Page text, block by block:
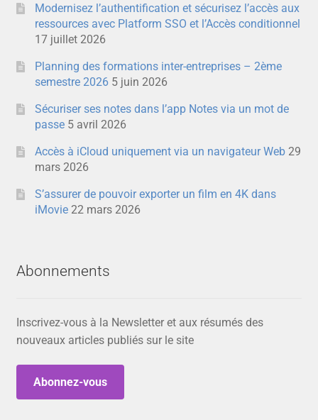
Modernisez l’authentification et sécurisez l’accès aux
ressources avec Platform SSO et l’Accès conditionnel
17 juillet 2026
Planning des formations inter-entreprises – 2ème
semestre 2026 5 juin 2026
Sécuriser ses notes dans l’app Notes via un mot de
passe 5 avril 2026
Accès à iCloud uniquement via un navigateur Web 29
mars 2026
S’assurer de pouvoir exporter un film en 4K dans
iMovie 22 mars 2026
Abonnements
Inscrivez-vous à la Newsletter et aux résumés des
nouveaux articles publiés sur le site
Abonnez-vous